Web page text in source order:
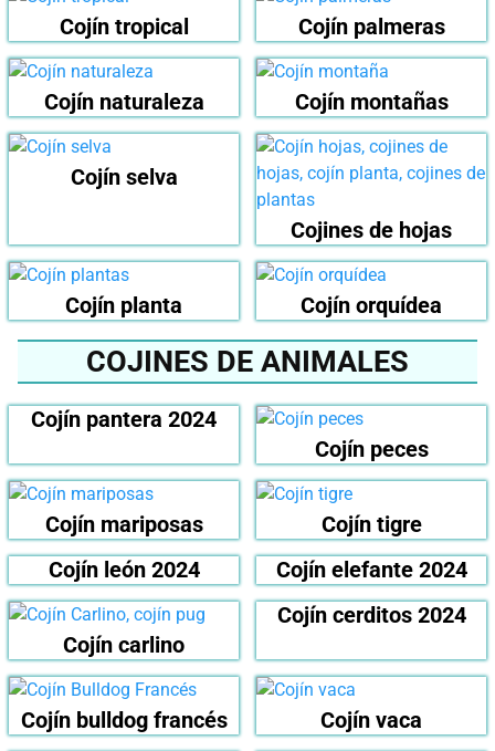
Cojín tropical Cojín palmeras
Cojín naturaleza Cojín montañas
Cojín selva
Cojines de hojas
Cojín planta Cojín orquídea
COJINES DE ANIMALES
Cojín pantera 2024
Cojín peces
Cojín mariposas
Cojín tigre
Cojín león 2024
Cojín elefante 2024
Cojín carlino
Cojín cerditos 2024
Cojín bulldog francés Cojín vaca